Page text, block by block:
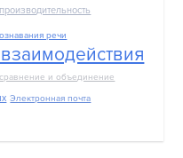
производительность
речи
сравнение и объединение
Электронная почта